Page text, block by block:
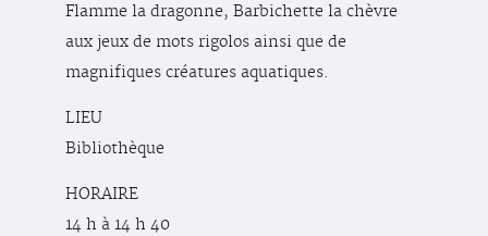
Flamme la dragonne, Barbichette la chèvre
aux jeux de mots rigolos ainsi que de
magnifiques créatures aquatiques.
LIEU
Bibliothèque
HORAIRE
14 h à 14 h 40